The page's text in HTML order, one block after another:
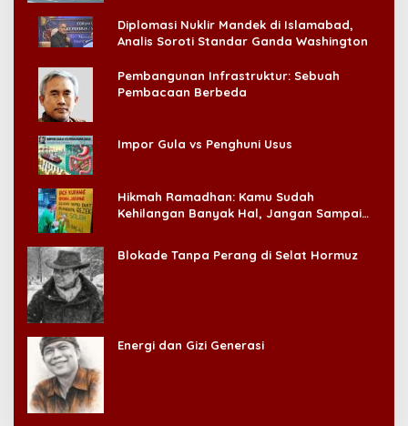
Diplomasi Nuklir Mandek di Islamabad,
Analis Soroti Standar Ganda Washington
Pembangunan Infrastruktur: Sebuah
Pembacaan Berbeda
Impor Gula vs Penghuni Usus
Hikmah Ramadhan: Kamu Sudah
Kehilangan Banyak Hal, Jangan Sampai
Blokade Tanpa Perang di Selat Hormuz
Energi dan Gizi Generasi